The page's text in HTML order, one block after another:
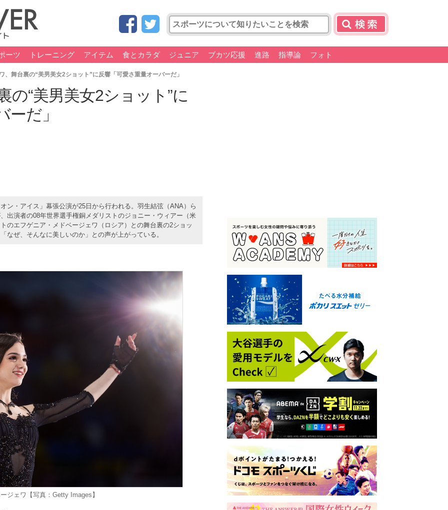
ーツ トレーニング アイテム 食とカラダ ジュニア ブカツ応援 進路 指導論 フォト
、舞台裏の“美男美女2ショット”に反響「可愛さ重量オーバーだ」
の“美男美女2ショット”に
だ」
ン・アイス」幕張公演が25日から行われる。羽生結弦（ANA）ら
出演者の08年世界選手権銅メダリストのジョニー・ウィアー（米
のエフゲニア・メドベージェワ（ロシア）との舞台裏の2ショッ
ぜ、そんなに美しいのか」との声が上がっている。
ジェワ【写真：Getty Images】